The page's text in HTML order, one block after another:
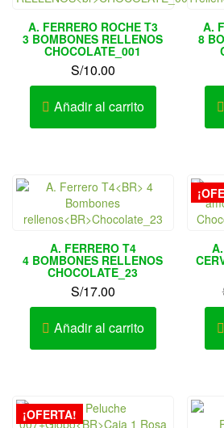
A. FERRERO ROCHE T3
3 BOMBONES RELLENOS
CHOCOLATE_001
S/10.00
Añadir al carrito
A.
8
A. FERRERO T4
4 BOMBONES RELLENOS
CHOCOLATE_23
S/17.00
Añadir al carrito
¡OFERTA!